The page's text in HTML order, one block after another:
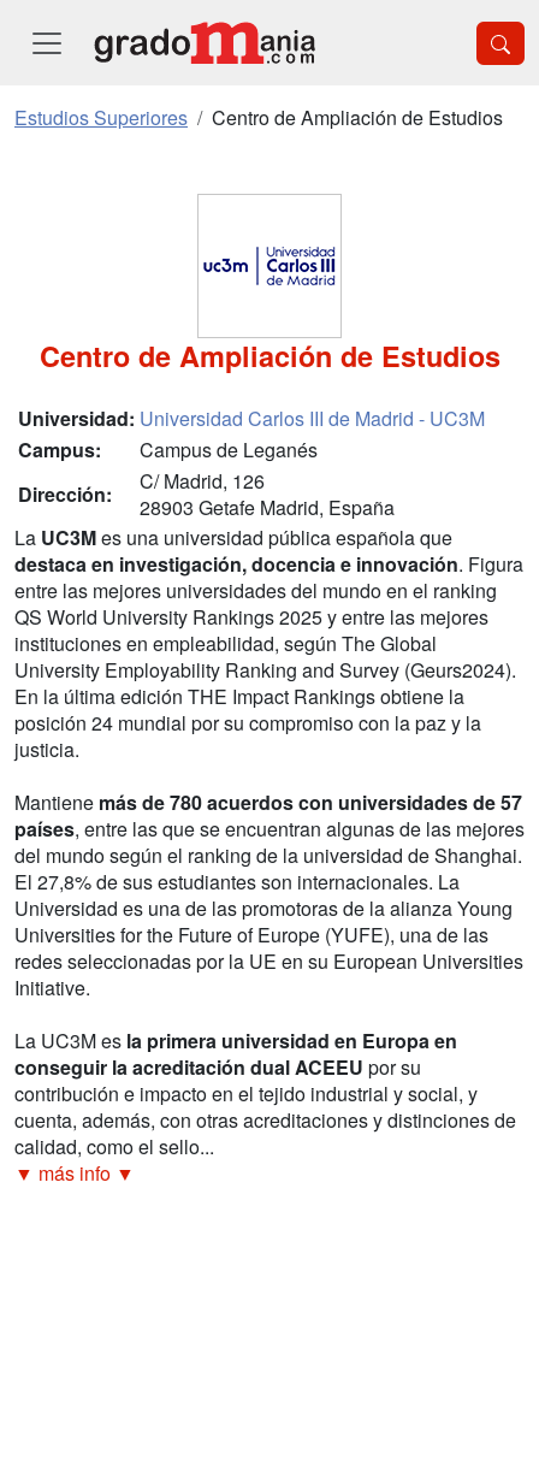
Estudios Superiores Centro de Ampliación de Estudios
Centro de Ampliación de Estudios
Universidad: Universidad Carlos III de Madrid - UC3M
Campus:
Campus de Leganés
Dirección:
C/ Madrid, 126
28903 Getafe Madrid, España
La UC3Mes una universidad pública española que
destaca en investigación, docencia e innovación. Figura
entre las mejores universidades del mundo en el ranking
QS World University Rankings 2025 y entre las mejores
instituciones en empleabilidad, según The Global
University Employability Ranking and Survey (Geurs2024).
En la última edición THE Impact Rankings obtiene la
posición 24 mundial por su compromiso con la paz y la
justicia.
Mantiene más de 780 acuerdos con universidades de 57
países, entre las que se encuentran algunas de las mejores
del mundo según el ranking de la universidad de Shanghai.
El 27,8% de sus estudiantes son internacionales. La
Universidad es una de las promotoras de la alianza Young
Universities for the Future of Europe (YUFE), una de las
redes seleccionadas por la UE en su European Universities
Initiative.
La UC3M es la primera universidad en Europa en
conseguir la acreditación dual ACEEU por su
contribución e impacto en el tejido industrial y social, y
cuenta, además, con otras acreditaciones y distinciones de
calidad, como el sello...
▼ más info ▼